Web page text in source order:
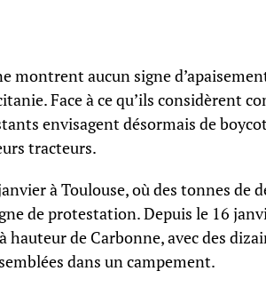
montrent aucun signe
Face à ce qu’ils considèrent
envisagent désormais de
tracteurs.
à Toulouse, où des tonnes de
de protestation. Depuis le 16
hauteur de Carbonne, avec des
dans un campement.